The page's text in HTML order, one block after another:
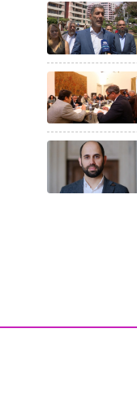
Facebook da
Instagram